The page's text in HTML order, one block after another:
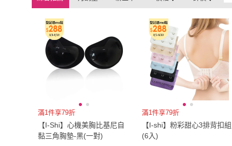
滿1件享79折
【I-Shi】心機美胸比基尼自
黏三角胸墊-黑(一對)
滿1件享79折
【I-shi】粉彩甜心3排背扣組
(6入)